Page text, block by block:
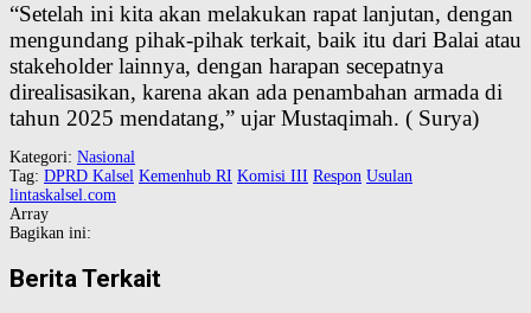
“Setelah ini kita akan melakukan rapat lanjutan, dengan
mengundang pihak-pihak terkait, baik itu dari Balai atau
stakeholder lainnya, dengan harapan secepatnya
direalisasikan, karena akan ada penambahan armada di
tahun 2025 mendatang,” ujar Mustaqimah. ( Surya)
Kategori: Nasional
Tag: DPRD Kalsel Kemenhub RI Komisi III Respon Usulan
lintaskalsel.com
Array
Bagikan ini:
Berita Terkait